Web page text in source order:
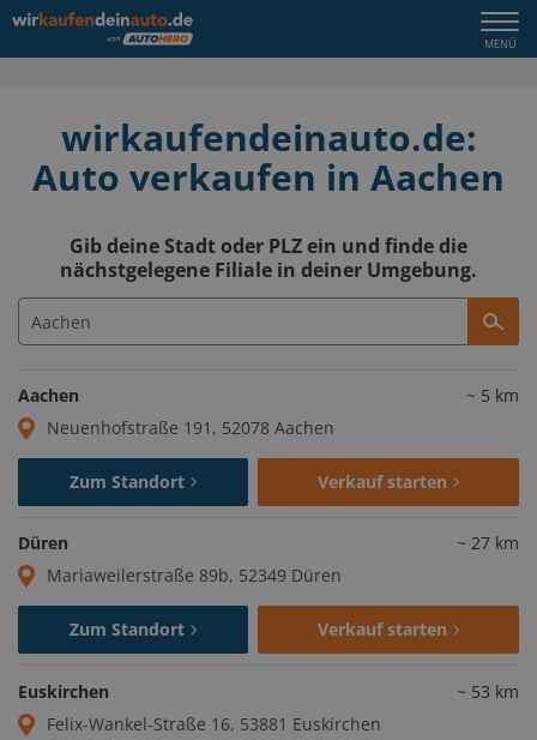
MENÜ
wirkaufendeinauto.de:
Auto verkaufen in Aachen
Gib deine Stadt oder PLZ ein und finde die
nächstgelegene Filiale in deiner Umgebung.
Aachen ~ 5 km
Neuenhofstraße 191, 52078 Aachen
Zum Standort Verkauf starten
Düren ~ 27 km
Mariaweilerstraße 89b, 52349 Düren
Zum Standort Verkauf starten
Euskirchen ~ 53 km
Felix-Wankel-Straße 16, 53881 Euskirchen